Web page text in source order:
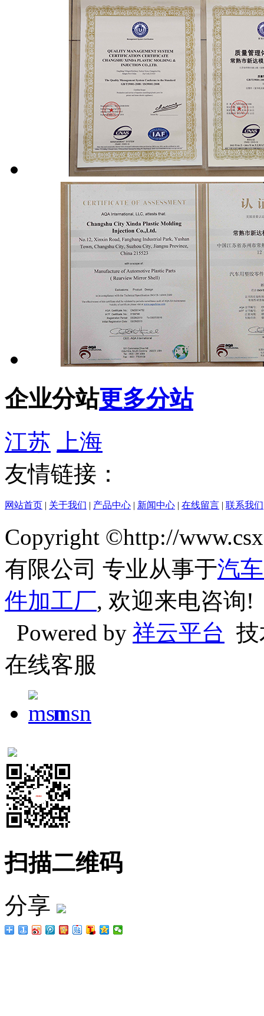
企业分站更多分站
江苏
上海
友情链接：
网站首页 | 关于我们 | 产品中心 | 新闻中心 | 在线留言 | 联系我们
Copyright ©http://
有限公司 专业从事于汽
件加工厂, 欢迎来电咨询!
Powered by 祥云平台
在线客服
msn
扫描二维码
分享